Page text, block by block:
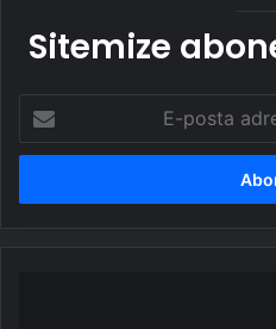
Sitemize
posta
adresinizi